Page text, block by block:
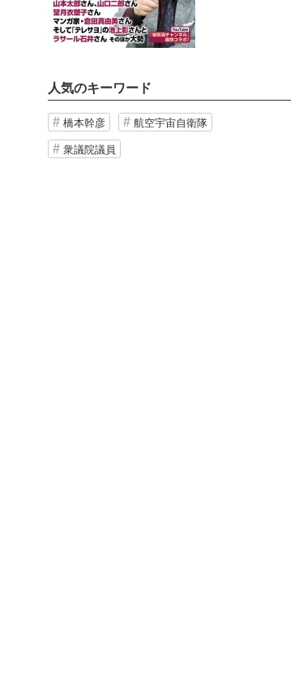
人気のキーワード
橋本幹彦 航空宇宙自衛隊
衆議院議員